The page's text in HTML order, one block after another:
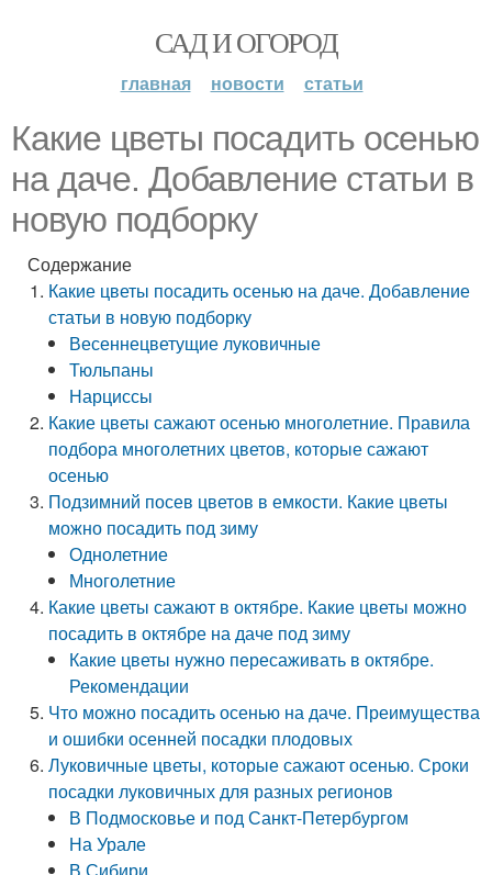
САД И ОГОРОД
главная новости статьи
Какие цветы посадить осенью
на даче. Добавление статьи в
новую подборку
Содержание
Какие цветы посадить осенью на даче. Добавление
статьи в новую подборку
Весеннецветущие луковичные
Тюльпаны
Нарциссы
Какие цветы сажают осенью многолетние. Правила
подбора многолетних цветов, которые сажают
осенью
Подзимний посев цветов в емкости. Какие цветы
можно посадить под зиму
Однолетние
Многолетние
Какие цветы сажают в октябре. Какие цветы можно
посадить в октябре на даче под зиму
Какие цветы нужно пересаживать в октябре.
Рекомендации
Что можно посадить осенью на даче. Преимущества
и ошибки осенней посадки плодовых
Луковичные цветы, которые сажают осенью. Сроки
посадки луковичных для разных регионов
В Подмосковье и под Санкт-Петербургом
На Урале